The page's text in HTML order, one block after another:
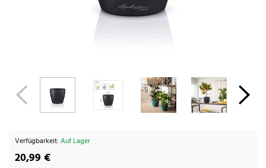
Verfügbarkeit: Auf Lager
20,99 €